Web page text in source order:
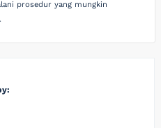
prosedur yang mungkin